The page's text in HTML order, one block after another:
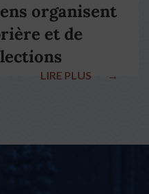
organisent
et de
LIRE PLUS →